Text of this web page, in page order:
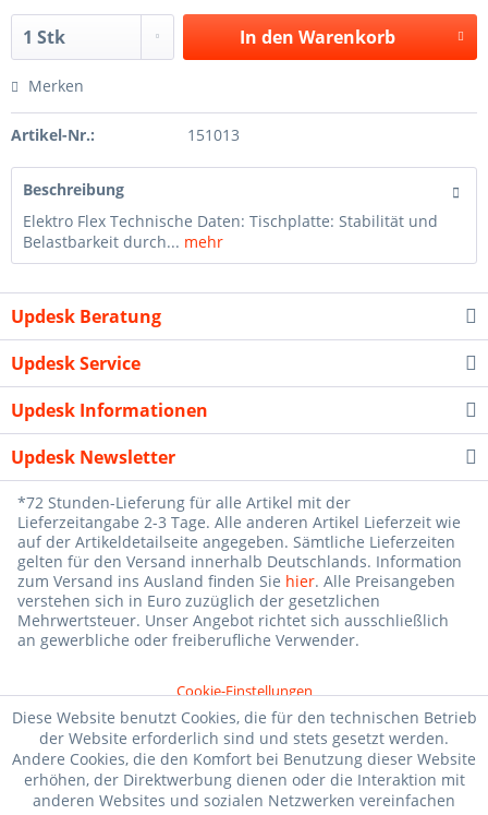
In den Warenkorb
Merken
Artikel-Nr.: 151013
Beschreibung
Elektro Flex Technische Daten: Tischplatte: Stabilität und
Belastbarkeit durch... mehr
Updesk Beratung
Updesk Service
Updesk Informationen
Updesk Newsletter
*72 Stunden-Lieferung für alle Artikel mit der
Lieferzeitangabe 2-3 Tage. Alle anderen Artikel Lieferzeit wie
auf der Artikeldetailseite angegeben. Sämtliche Lieferzeiten
gelten für den Versand innerhalb Deutschlands. Information
zum Versand ins Ausland finden Sie hier. Alle Preisangeben
verstehen sich in Euro zuzüglich der gesetzlichen
Mehrwertsteuer. Unser Angebot richtet sich ausschließlich
an gewerbliche oder freiberufliche Verwender.
Cookie-Einstellungen
Diese Website benutzt Cookies, die für den technischen Betrieb
der Website erforderlich sind und stets gesetzt werden.
Andere Cookies, die den Komfort bei Benutzung dieser Website
erhöhen, der Direktwerbung dienen oder die Interaktion mit
anderen Websites und sozialen Netzwerken vereinfachen